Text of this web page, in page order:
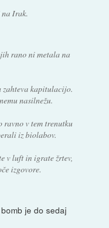
Irak.
rano ni metala na
kapitulacijo.
nasilnežu.
ravno v tem trenutku
iz biolabov.
v luft in igrate žrtev,
izgovore.
je do sedaj